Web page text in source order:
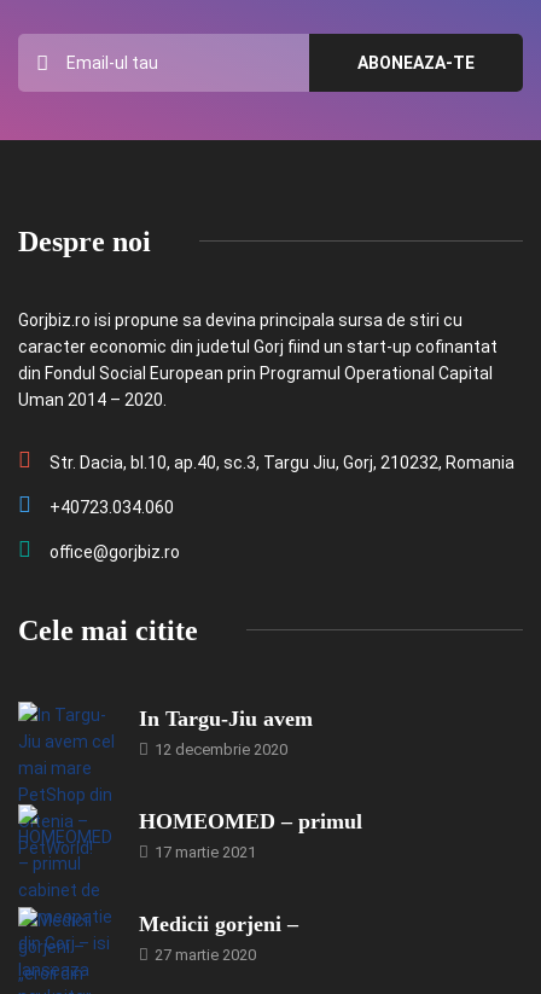
Despre noi
Gorjbiz.ro isi propune sa devina principala sursa de stiri cu
caracter economic din judetul Gorj fiind un start-up cofinantat
din Fondul Social European prin Programul Operational Capital
Uman 2014 – 2020.
Str. Dacia, bl.10, ap.40, sc.3, Targu Jiu, Gorj, 210232, Romania
+40723.034.060
office@gorjbiz.ro
Cele mai citite
In Targu-Jiu avem
12 decembrie 2020
HOMEOMED – primul
17 martie 2021
Medicii gorjeni –
27 martie 2020